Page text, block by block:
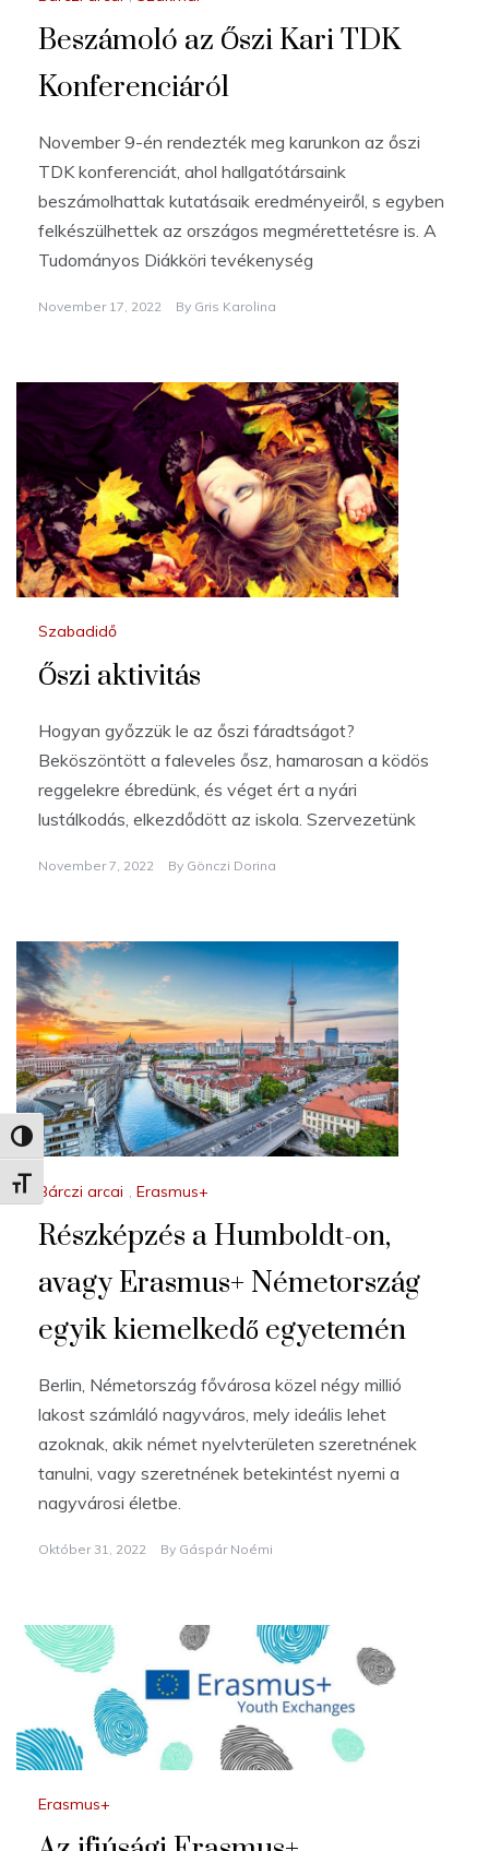
Nagy kontraszt váltása
Betűméret váltása
Beszámoló az Őszi Kari TDK
Konferenciáról
November 9-én rendezték meg karunkon az őszi
TDK konferenciát, ahol hallgatótársaink
beszámolhattak kutatásaik eredményeiről, s egyben
felkészülhettek az országos megmérettetésre is. A
Tudományos Diákköri tevékenység
November 17, 2022 By Gris Karolina
Szabadidő
Őszi aktivitás
Hogyan győzzük le az őszi fáradtságot?
Beköszöntött a faleveles ősz, hamarosan a ködös
reggelekre ébredünk, és véget ért a nyári
lustálkodás, elkezdődött az iskola. Szervezetünk
November 7, 2022 By Gönczi Dorina
Bárczi arcai , Erasmus+
Részképzés a Humboldt-on,
avagy Erasmus+ Németország
egyik kiemelkedő egyetemén
Berlin, Németország fővárosa közel négy millió
lakost számláló nagyváros, mely ideális lehet
azoknak, akik német nyelvterületen szeretnének
tanulni, vagy szeretnének betekintést nyerni a
nagyvárosi életbe.
Október 31, 2022 By Gáspár Noémi
Erasmus+